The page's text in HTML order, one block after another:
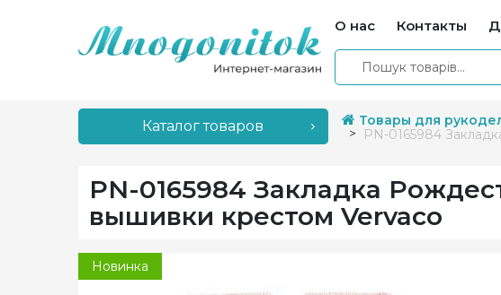
О нас Контакты
Каталог товаров Товары для
PN-0165984
PN-0165984 Закладка
вышивки крестом Vervaco
Новинка